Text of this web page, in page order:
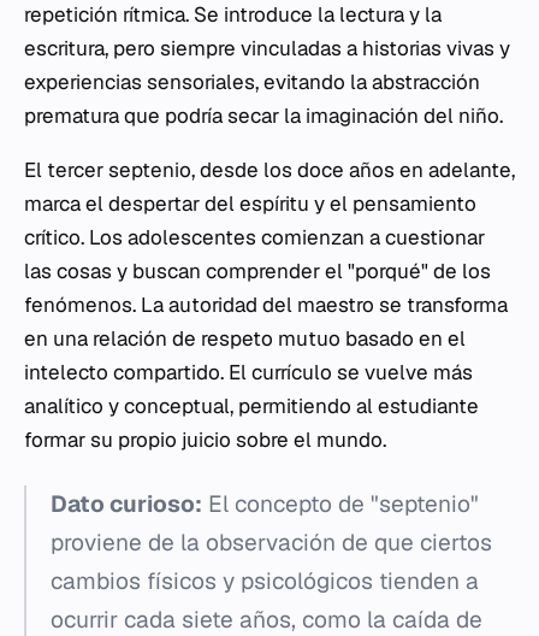
repetición rítmica. Se introduce la lectura y la
escritura, pero siempre vinculadas a historias vivas y
experiencias sensoriales, evitando la abstracción
prematura que podría secar la imaginación del niño.
El tercer septenio, desde los doce años en adelante,
marca el despertar del espíritu y el pensamiento
crítico. Los adolescentes comienzan a cuestionar
las cosas y buscan comprender el "porqué" de los
fenómenos. La autoridad del maestro se transforma
en una relación de respeto mutuo basado en el
intelecto compartido. El currículo se vuelve más
analítico y conceptual, permitiendo al estudiante
formar su propio juicio sobre el mundo.
Dato curioso: El concepto de "septenio"
proviene de la observación de que ciertos
cambios físicos y psicológicos tienden a
ocurrir cada siete años, como la caída de